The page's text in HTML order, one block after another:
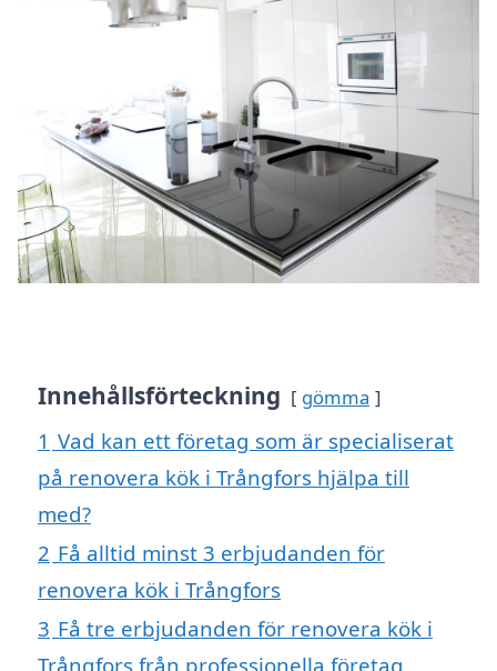
Innehållsförteckning gömma
1 Vad kan ett företag som är specialiserat
på renovera kök i Trångfors hjälpa till
med?
2 Få alltid minst 3 erbjudanden för
renovera kök i Trångfors
3 Få tre erbjudanden för renovera kök i
Trångfors från professionella företag